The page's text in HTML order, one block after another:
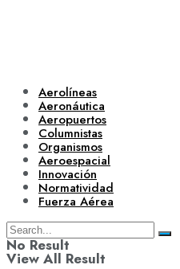
Aerolíneas
Aeronáutica
Aeropuertos
Columnistas
Organismos
Aeroespacial
Innovación
Normatividad
Fuerza Aérea
No Result
View All Result